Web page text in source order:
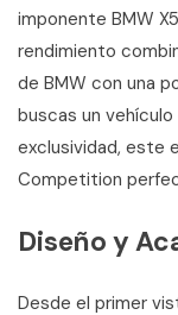
imponente BMW
rendimiento
de BMW con una
buscas un
exclusividad, este
Competition
Diseño y
Desde el primer